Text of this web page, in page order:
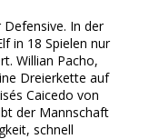
In der
in 18 Spielen nur
Willian Pacho,
Dreierkette auf
Caicedo von
der Mannschaft
schnell